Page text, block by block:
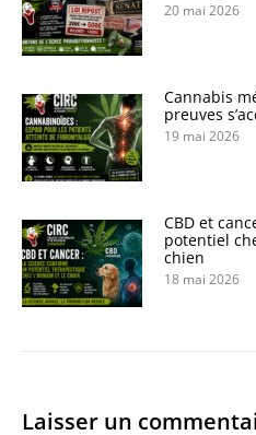
20 mai 2026
Cannabis
preuves
19 mai 2026
CBD et
potentiel
chien
18 mai 2026
Laisser un